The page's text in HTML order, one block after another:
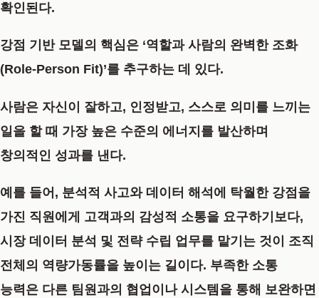
확인된다.
강점 기반 모델의 핵심은 ‘역할과 사람의 완벽한 조화
(Role-Person Fit)’를 추구하는 데 있다.
사람은 자신이 잘하고, 인정받고, 스스로 의미를 느끼는
일을 할 때 가장 높은 수준의 에너지를 발산하며
창의적인 성과를 낸다.
예를 들어, 분석적 사고와 데이터 해석에 탁월한 강점을
가진 직원에게 고객과의 감성적 소통을 요구하기보다,
시장 데이터 분석 및 전략 수립 업무를 맡기는 것이 조직
전체의 역량가동률을 높이는 길이다. 부족한 소통
능력은 다른 팀원과의 협업이나 시스템을 통해 보완하면